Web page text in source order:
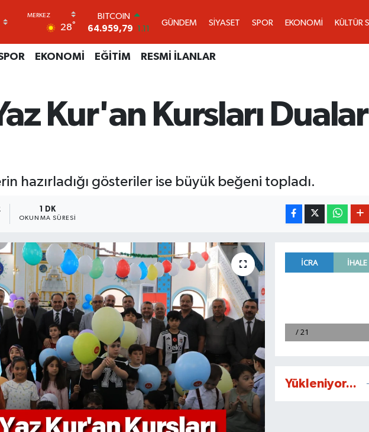
28°
DOLAR
47,7436 0.18
55,2510 0.32
6660.55
BİST100
13.779 -14
GÜNDEM SİYASET SPOR EKONOMİ KÜLTÜR
EKONOMİ EĞİTİM RESMİ İLANLAR
Kur'an Kursları
hazırladığı gösteriler ise büyük beğeni topladı.
1 DK
OKUNMA SÜRESI
Yükleniyor...